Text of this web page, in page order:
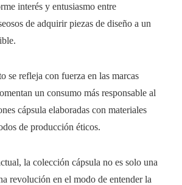
interés y entusiasmo entre
de adquirir piezas de diseño a un
se refleja con fuerza en las marcas
un consumo más responsable al
cápsula elaboradas con materiales
de producción éticos.
la colección cápsula no es solo una
revolución en el modo de entender la